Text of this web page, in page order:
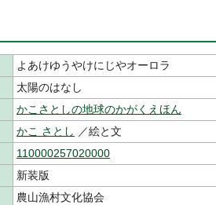
よあけゆうやけにじやオーロラ
太陽のはなし
かこさとしの地球のかがくえほん
かこ さとし ／絵と文
110000257020000
新装版
農山漁村文化協会